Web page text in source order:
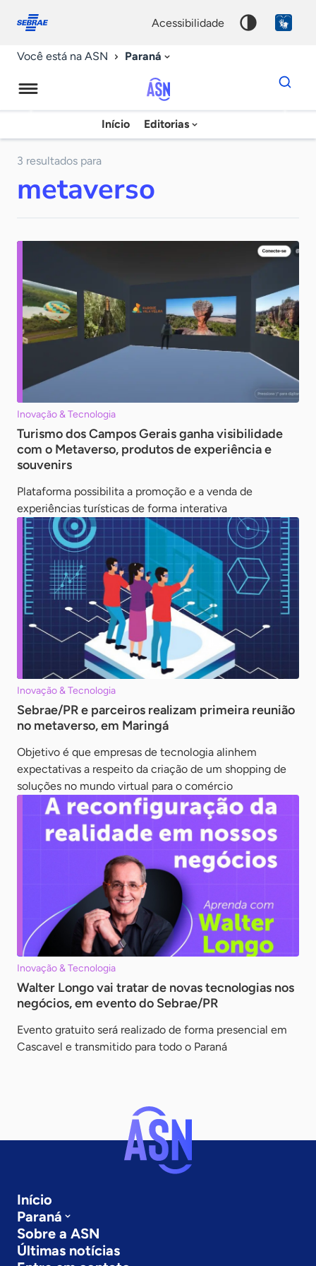
conosco
acessibilidade
Você está na ASN Paraná
Agência
Sebrae
Notícias
Início Editorias
Dados
para
chave
3 resultados para
metaverso
Inovação & Tecnologia
Turismo dos Campos Gerais ganha visibilidade
com o Metaverso, produtos de experiência e
souvenirs
Plataforma possibilita a promoção e a venda de
experiências turísticas de forma interativa
Inovação & Tecnologia
Sebrae/PR e parceiros realizam primeira reunião
no metaverso, em Maringá
Objetivo é que empresas de tecnologia alinhem
expectativas a respeito da criação de um shopping de
soluções no mundo virtual para o comércio
Inovação & Tecnologia
Walter Longo vai tratar de novas tecnologias nos
negócios, em evento do Sebrae/PR
Evento gratuito será realizado de forma presencial em
Cascavel e transmitido para todo o Paraná
Início
Paraná
Sobre a ASN
Últimas notícias